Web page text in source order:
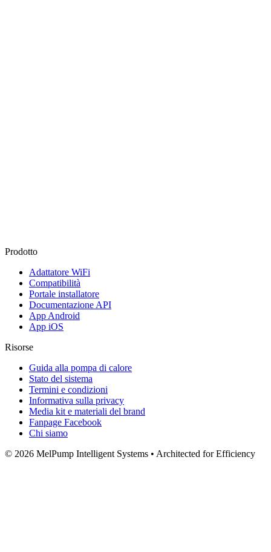
Prodotto
Adattatore WiFi
Compatibilità
Portale installatore
Documentazione API
App Android
App iOS
Risorse
Guida alla pompa di calore
Stato del sistema
Termini e condizioni
Informativa sulla privacy
Media kit e materiali del brand
Fanpage Facebook
Chi siamo
© 2026 MelPump Intelligent Systems • Architected for Efficiency